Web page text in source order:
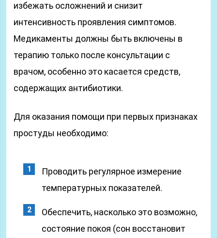
избежать осложнений и снизит
интенсивность проявления симптомов.
Медикаменты должны быть включены в
терапию только после консультации с
врачом, особенно это касается средств,
содержащих антибиотики.
Для оказания помощи при первых признаках
простуды необходимо:
Проводить регулярное измерение
температурных показателей.
Обеспечить, насколько это возможно,
состояние покоя (сон восстановит